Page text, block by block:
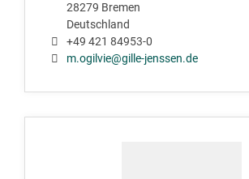
28279 Bremen
Deutschland
+49 421 84953-0
m.ogilvie@gille-jenssen.de